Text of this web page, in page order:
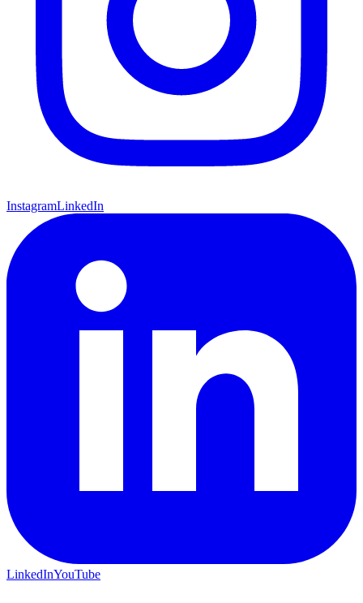
InstagramLinkedIn
LinkedInYouTube